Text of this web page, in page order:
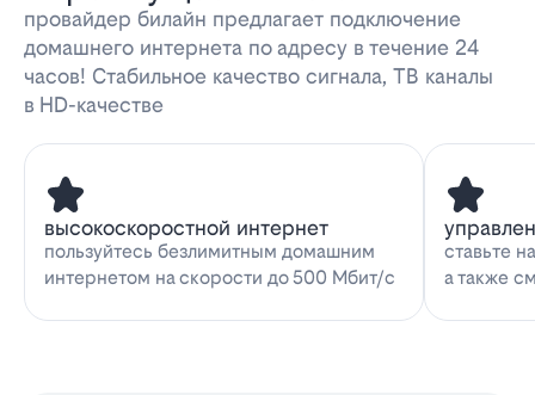
провайдер билайн предлагает подключение
домашнего интернета по адресу в течение 24
часов! Стабильное качество сигнала, ТВ каналы
в HD-качестве
высокоскоростной интернет
пользуйтесь безлимитным домашним
интернетом на скорости до 500 Мбит/с
ставьте
а также